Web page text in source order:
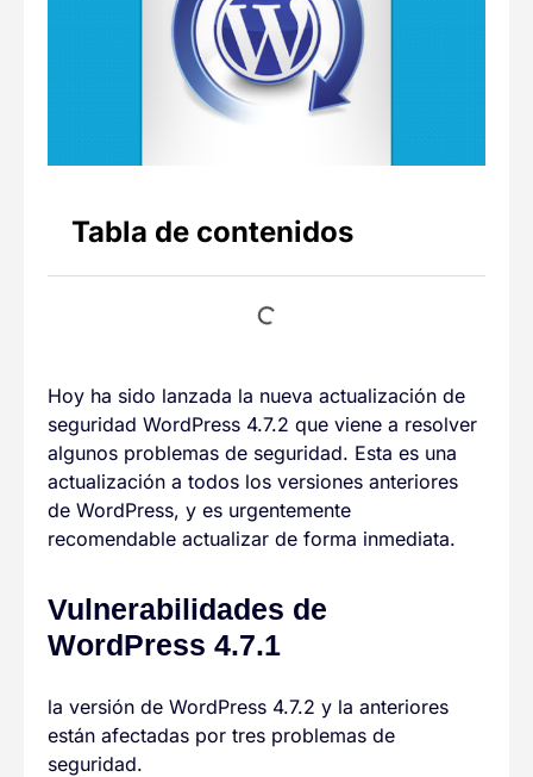
Tabla de contenidos
Hoy ha sido lanzada la nueva actualización de
seguridad WordPress 4.7.2 que viene a resolver
algunos problemas de seguridad. Esta es una
actualización a todos los versiones anteriores
de WordPress, y es urgentemente
recomendable actualizar de forma inmediata.
Vulnerabilidades de
WordPress 4.7.1
la versión de WordPress 4.7.2 y la anteriores
están afectadas por tres problemas de
seguridad.